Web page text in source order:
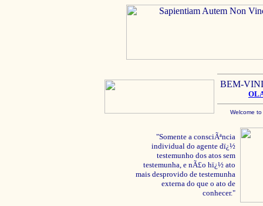
BEM-
Welcome
"Somente a consciÃªncia
individual do agente dï¿½
testemunho dos atos sem
testemunha, e nÃ£o hï¿½ ato
mais desprovido de testemunha
externa do que o ato de
conhecer."